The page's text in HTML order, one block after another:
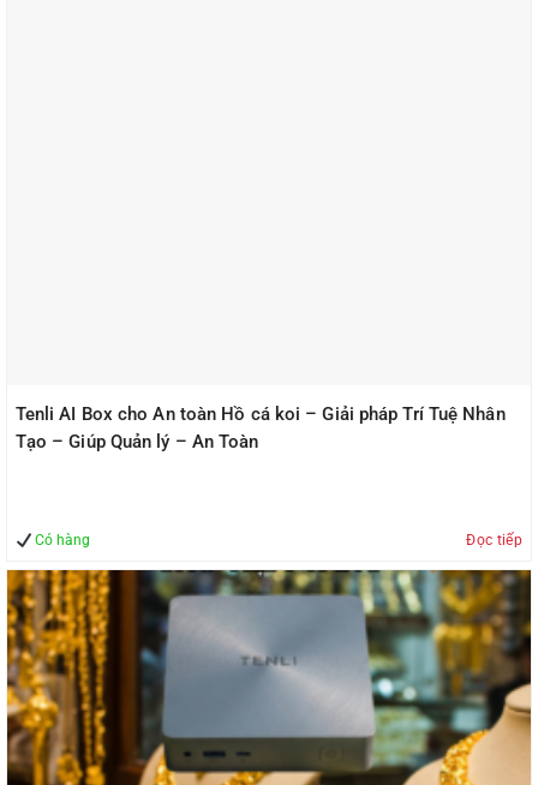
Tenli AI Box cho An toàn Hồ cá koi – Giải pháp Trí Tuệ Nhân
Tạo – Giúp Quản lý – An Toàn
Có hàng Đọc tiếp